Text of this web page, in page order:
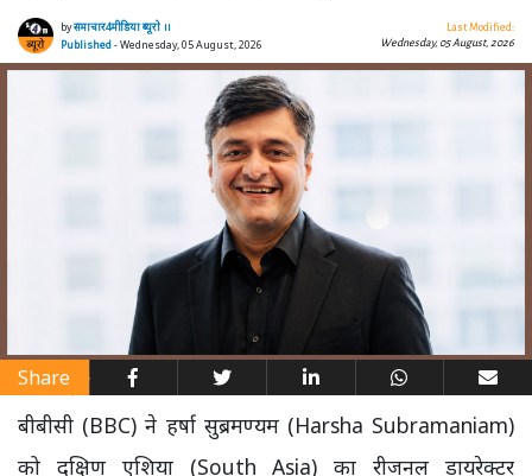
byसमाचार4मीडिया ब्यूरो ।।
Published- Wednesday, 05 August, 2026
Last Modified:
Wednesday, 05 August, 2026
Share
बीबीसी (BBC) ने हर्षा सुब्रमण्यम (Harsha Subramaniam)
को दक्षिण एशिया (South Asia) का रीजनल डायरेक्टर